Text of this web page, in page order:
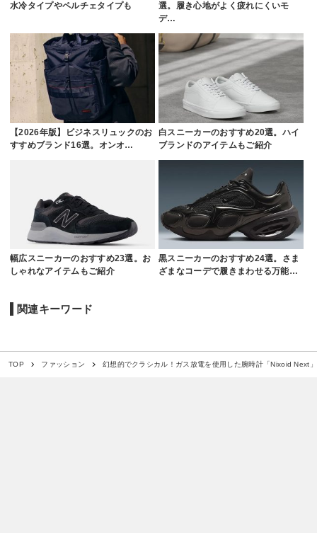
水冷タイプやペルチェタイプも
選。履き心地がよく疲れにくいモ
デ…
【2026年版】ビジネスリュックのお
すすめブランド16選。オンオ…
白スニーカーのおすすめ20選。ハイ
ブランドのアイテムもご紹介
幅広スニーカーのおすすめ23選。お
しゃれなアイテムもご紹介
黒スニーカーのおすすめ24選。さま
ざまなコーデで履きまわせる万能…
関連キーワード
TOP ファッション 幻想的でクラシカル！ガス放電を使用した腕時計「Nixoid Next」